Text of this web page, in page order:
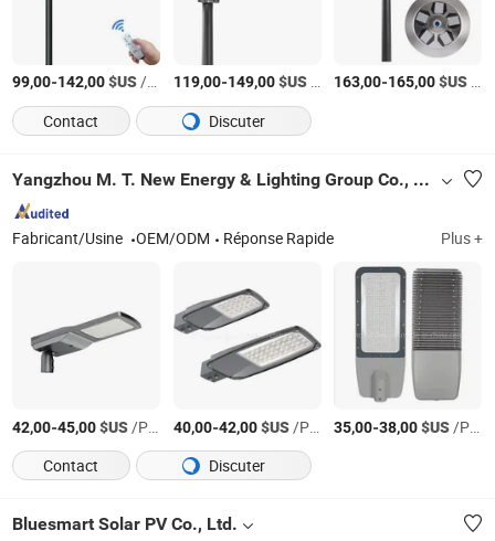
99,00-142,00$US/sets 119,00-149,00$US/sets 163,00-165,00$US
Contact
Discuter
Yangzhou M. T. New Energy & Lighting Group Co., Ltd.
Fabricant/Usine OEM/ODM Réponse Rapide Plus +
42,00-45,00$US/Pièce 40,00-42,00$US/Pièce 35,00-38,00$US/Pièce
Contact
Discuter
Bluesmart Solar PV Co., Ltd.